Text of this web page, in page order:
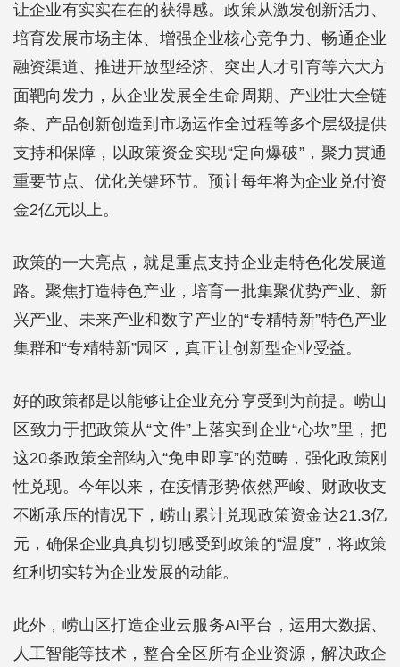
让企业有实实在在的获得感。政策从激发创新活力、
培育发展市场主体、增强企业核心竞争力、畅通企业
融资渠道、推进开放型经济、突出人才引育等六大方
面靶向发力，从企业发展全生命周期、产业壮大全链
条、产品创新创造到市场运作全过程等多个层级提供
支持和保障，以政策资金实现“定向爆破”，聚力贯通
重要节点、优化关键环节。预计每年将为企业兑付资
金2亿元以上。
政策的一大亮点，就是重点支持企业走特色化发展道
路。聚焦打造特色产业，培育一批集聚优势产业、新
兴产业、未来产业和数字产业的“专精特新”特色产业
集群和“专精特新”园区，真正让创新型企业受益。
好的政策都是以能够让企业充分享受到为前提。崂山
区致力于把政策从“文件”上落实到企业“心坎”里，把
这20条政策全部纳入“免申即享”的范畴，强化政策刚
性兑现。今年以来，在疫情形势依然严峻、财政收支
不断承压的情况下，崂山累计兑现政策资金达21.3亿
元，确保企业真真切切感受到政策的“温度”，将政策
红利切实转为企业发展的动能。
此外，崂山区打造企业云服务AI平台，运用大数据、
人工智能等技术，整合全区所有企业资源，解决政企